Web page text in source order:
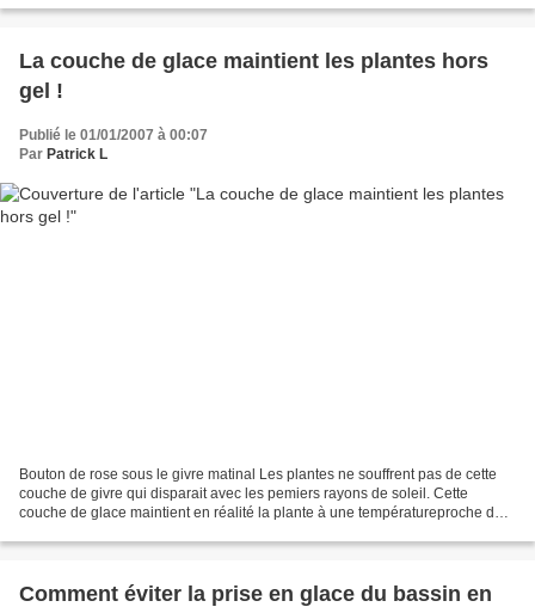
La couche de glace maintient les plantes hors
gel !
Publié le 01/01/2007 à 00:07
Par Patrick L
Bouton de rose sous le givre matinal Les plantes ne souffrent pas de cette
couche de givre qui disparait avec les pemiers rayons de soleil. Cette
couche de glace maintient en réalité la plante à une températureproche de
Comment éviter la prise en glace du bassin en